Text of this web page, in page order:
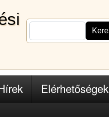
Elérhetőségek